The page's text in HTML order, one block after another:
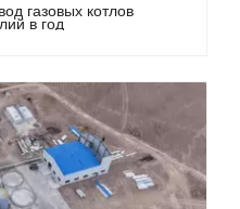
газовых котлов
в год